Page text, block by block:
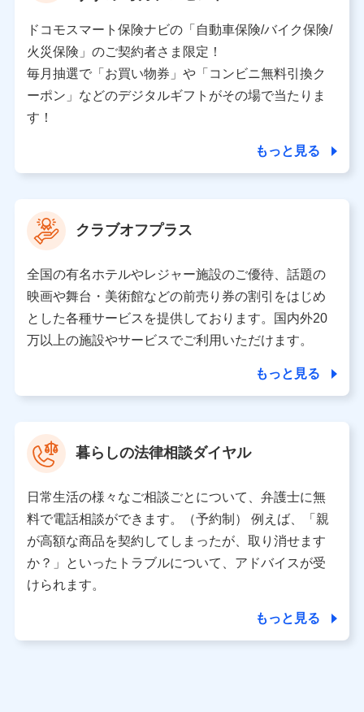
当該個人データを取り扱う各共同利用者（詳細は次のと
おり）
東京都千代田区永田町2丁目11番1号 山王パークタワー
株式会社NTTドコモ 代表取締役社長 前田 義晃
東京都中央区日本橋人形町2-14-10 アーバンネット日
本橋ビル 3F
ソナルデータ憲章」に定める行動原則を順守します 。
※ パーソナルデータダッシュボードの「第三者提供の
管理」の設定状態にかかわらず、共同利用する場合があ
ります。
※ dポイントクラブ会員ではないお客さま（2019年12
月11日以降、一度もdポイントクラブ会員であったこと
がないお客さまに限る）に関する、2019年12月10日以
前に取得した個人データは、こちら の利用目的の範囲内
す。
【共同して利用される利用データの項目】
当社または株式会社NTTドコモ・フィナンシャルグルー
プがサービス提供等を通じて取得した、以下の情報など
の個人データ
基本情報
氏名、電話番号、メールアドレス、お客さまの識別子、属
性、連絡先、dポイントサービスのご利用に関する情報。例
所、dポイント残高、dポイント利用履歴などが含まれます。
利用情報
ドコモスマート保険ナビの「自動車保険/バイク保険/
火災保険」のご契約者さま限定！
毎月抽選で「お買い物券」や「コンビニ無料引換ク
ーポン」などのデジタルギフトがその場で当たりま
す！
もっと見る
クラブオフプラス
全国の有名ホテルやレジャー施設のご優待、話題の
映画や舞台・美術館などの前売り券の割引をはじめ
とした各種サービスを提供しております。国内外20
万以上の施設やサービスでご利用いただけます。
もっと見る
暮らしの法律相談ダイヤル
日常生活の様々なご相談ごとについて、弁護士に無
料で電話相談ができます。（予約制） 例えば、「親
が高額な商品を契約してしまったが、取り消せます
か？」といったトラブルについて、アドバイスが受
けられます。
もっと見る